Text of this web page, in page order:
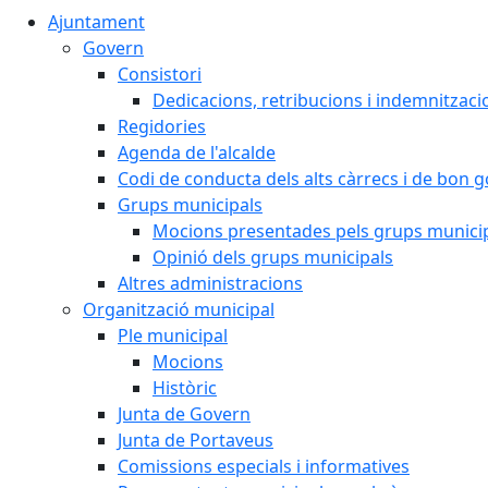
Ajuntament
Govern
Consistori
Dedicacions, retribucions i
Regidories
Agenda de l'alcalde
Codi de conducta dels alts càrrecs i de bon
Grups municipals
Mocions presentades pels grups
Opinió dels grups municipals
Altres administracions
Organització municipal
Ple municipal
Mocions
Històric
Junta de Govern
Junta de Portaveus
Comissions especials i informatives